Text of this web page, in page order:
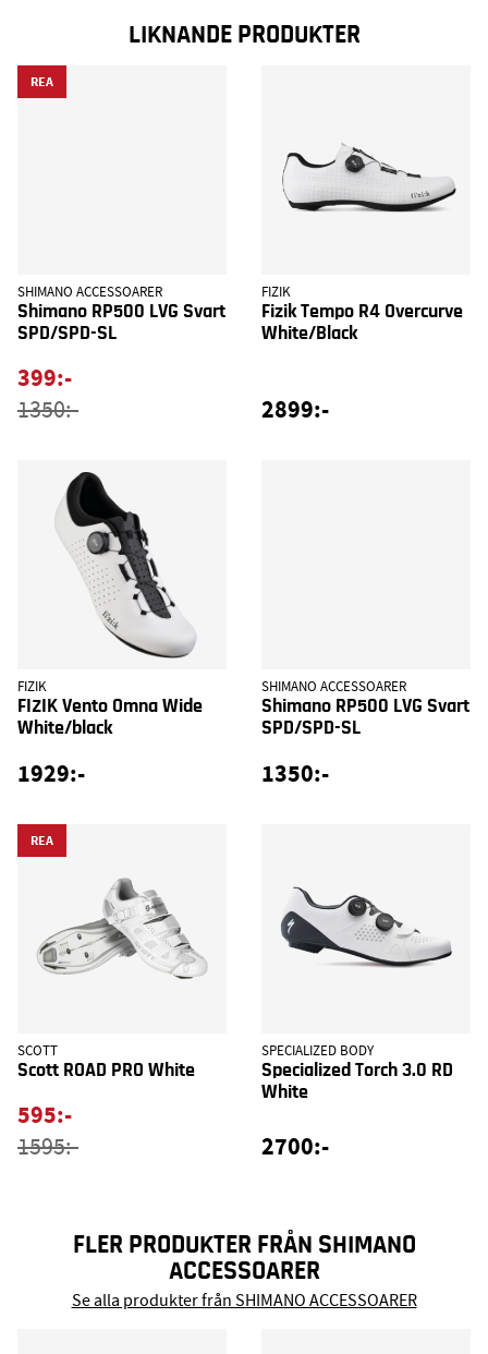
LIKNANDE PRODUKTER
REA
SHIMANO ACCESSOARER
Shimano RP500 LVG Svart
SPD/SPD-SL
399:-
1350:-
FIZIK
Fizik Tempo R4 Overcurve
White/Black
2899:-
FIZIK
FIZIK Vento Omna Wide
White/black
1929:-
SHIMANO ACCESSOARER
Shimano RP500 LVG Svart
SPD/SPD-SL
1350:-
REA
SCOTT
Scott ROAD PRO White
595:-
1595:-
SPECIALIZED BODY
Specialized Torch 3.0 RD
White
2700:-
FLER PRODUKTER FRÅN SHIMANO
ACCESSOARER
Se alla produkter från SHIMANO ACCESSOARER